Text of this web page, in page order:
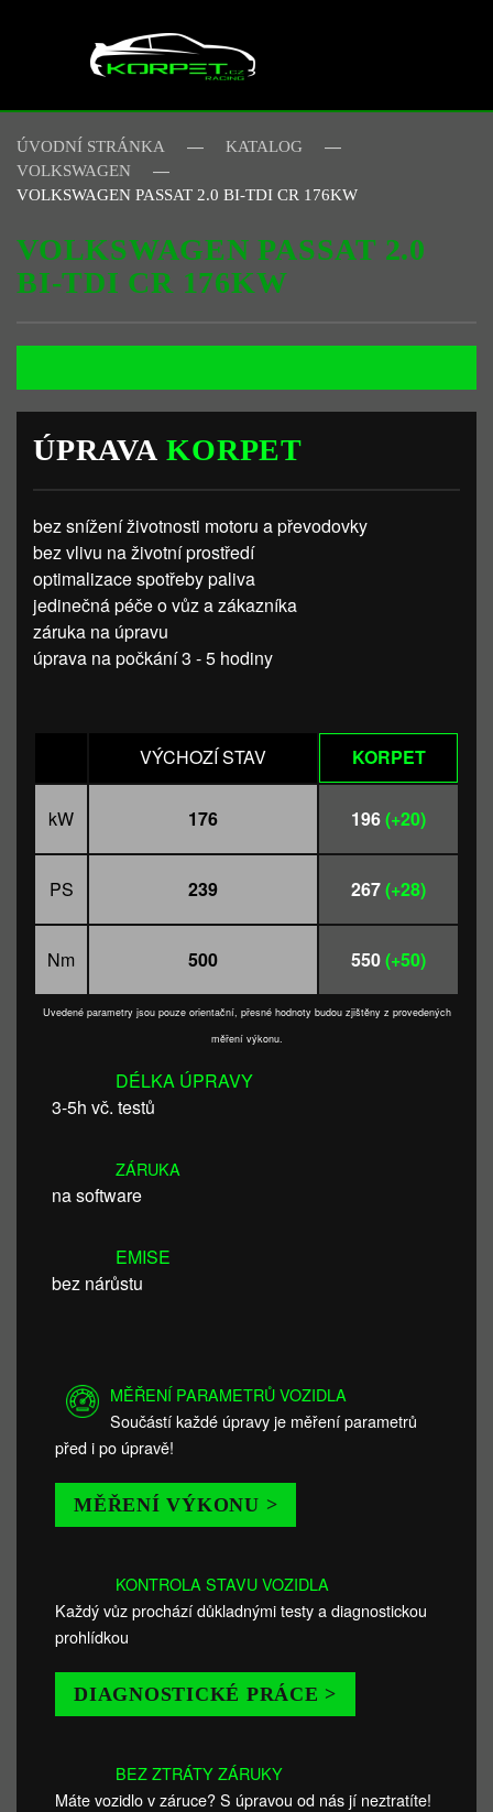
Skip to main content
ÚVODNÍ STRÁNKA
KATALOG
VOLKSWAGEN
VOLKSWAGEN PASSAT 2.0 BI-TDI CR 176KW
VOLKSWAGEN PASSAT 2.0
BI-TDI CR 176KW
ÚPRAVAKORPET
bez snížení životnosti motoru a převodovky
bez vlivu na životní prostředí
optimalizace spotřeby paliva
jedinečná péče o vůz a zákazníka
záruka na úpravu
úprava na počkání 3 - 5 hodiny
VÝCHOZÍ STAV KORPET
kW 176 196(+20)
PS 239 267(+28)
Nm 500 550(+50)
Uvedené parametry jsou pouze orientační, přesné hodnoty budou zjištěny z provedených
měření výkonu.
DÉLKA ÚPRAVY
3-5h vč. testů
ZÁRUKA
na software
EMISE
bez nárůstu
MĚŘENÍ PARAMETRŮ VOZIDLA
Součástí každé úpravy je měření parametrů
před i po úpravě!
MĚŘENÍ VÝKONU >
KONTROLA STAVU VOZIDLA
Každý vůz prochází důkladnými testy a diagnostickou
prohlídkou
DIAGNOSTICKÉ PRÁCE >
BEZ ZTRÁTY ZÁRUKY
Máte vozidlo v záruce? S úpravou od nás jí neztratíte!